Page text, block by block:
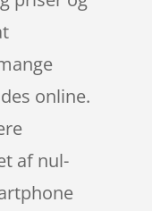
online.
af nul-